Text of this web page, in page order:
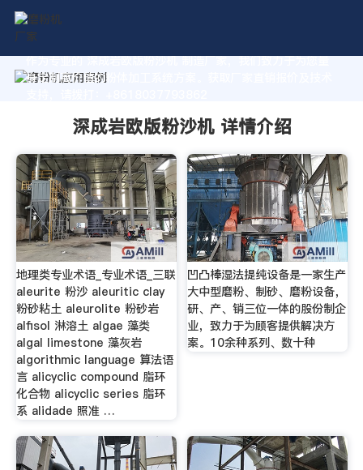
作为专业的 深成岩欧版粉沙机 制造厂家，我们致力于为您量
身定制高价值的粉体加工系统方案。获取厂家直销报价及技术
深成岩欧版粉沙机 详情介绍
地理类专业术语_专业术语_三联
aleurite 粉沙 aleuritic clay
粉砂粘土 aleurolite 粉砂岩
alfisol 淋溶土 algae 藻类
algal limestone 藻灰岩
algorithmic language 算法语
言 alicyclic compound 脂环
化合物 alicyclic series 脂环
系 alidade 照准 …
凹凸棒湿法提纯设备是一家生产
大中型磨粉、制砂、磨粉设备，
研、产、销三位一体的股份制企
业，致力于为顾客提供解决方
案。10余种系列、数十种